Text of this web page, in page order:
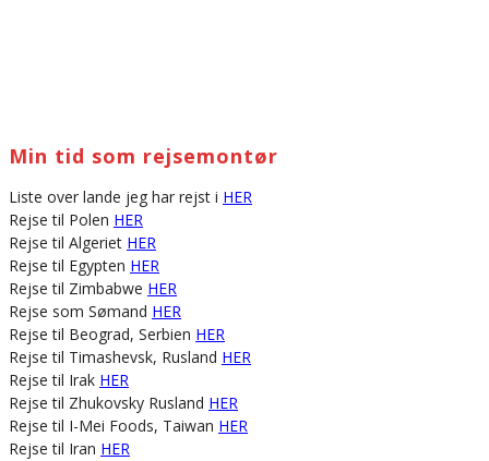
Min tid som rejsemontør
Liste over lande jeg har rejst i HER
Rejse til Polen HER
Rejse til Algeriet HER
Rejse til Egypten HER
Rejse til Zimbabwe HER
Rejse som Sømand HER
Rejse til Beograd, Serbien HER
Rejse til Timashevsk, Rusland HER
Rejse til Irak HER
Rejse til Zhukovsky Rusland HER
Rejse til I-Mei Foods, Taiwan HER
Rejse til Iran HER